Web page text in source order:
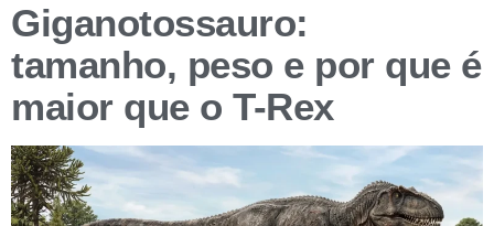
Giganotossauro:
tamanho, peso e por que é
maior que o T-Rex